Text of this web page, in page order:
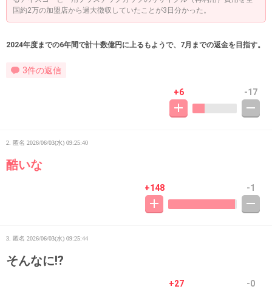
国約2万の加盟店から過大徴収していたことが3日分かった。
2024年度までの6年間で計十数億円に上るもようで、7月までの返金を目指す。
3件の返信
+6 -17
2. 匿名 2026/06/03(水) 09:25:40
酷いな
+148 -1
3. 匿名 2026/06/03(水) 09:25:44
そんなに⁉︎
+27 -0